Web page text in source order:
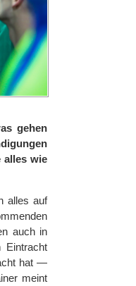
gehen
alles wie
alles auf
auch in
hat —
meint